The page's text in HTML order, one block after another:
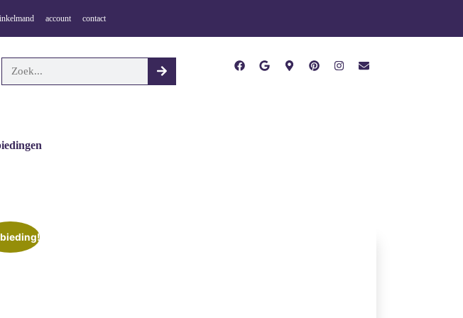
account contact